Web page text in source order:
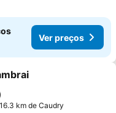
Ver preços
aos favoritos
km de Caudry